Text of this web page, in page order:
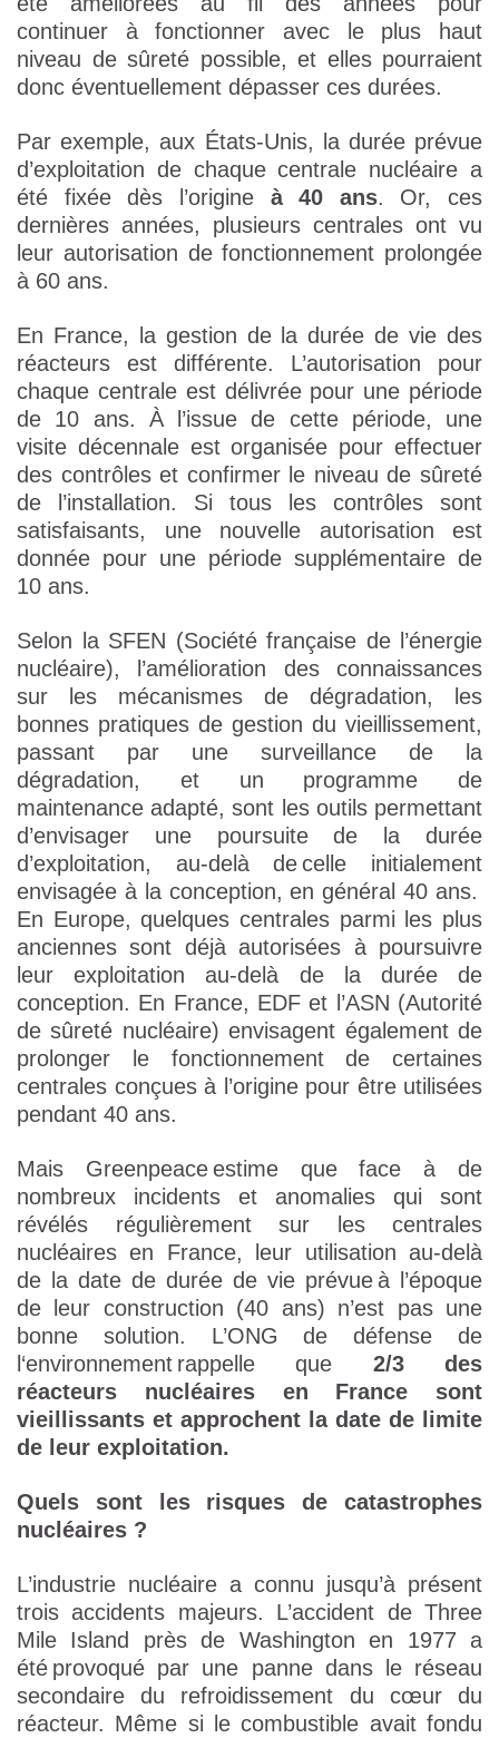
continuer à fonctionner avec le plus haut
niveau de sûreté possible, et elles pourraient
donc éventuellement dépasser ces durées.
Par exemple, aux États-Unis, la durée prévue
d’exploitation de chaque centrale nucléaire a
été fixée dès l’origine à 40 ans. Or, ces
dernières années, plusieurs centrales ont vu
leur autorisation de fonctionnement prolongée
à 60 ans.
En France, la gestion de la durée de vie des
réacteurs est différente. L’autorisation pour
chaque centrale est délivrée pour une période
de 10 ans. À l’issue de cette période, une
visite décennale est organisée pour effectuer
des contrôles et confirmer le niveau de sûreté
de l’installation. Si tous les contrôles sont
satisfaisants, une nouvelle autorisation est
donnée pour une période supplémentaire de
10 ans.
Selon la SFEN (Société française de l’énergie
nucléaire), l’amélioration des connaissances
sur les mécanismes de dégradation, les
bonnes pratiques de gestion du vieillissement,
passant par une surveillance de la
dégradation, et un programme de
maintenance adapté, sont les outils permettant
d’envisager une poursuite de la durée
d’exploitation, au-delà de celle initialement
envisagée à la conception, en général 40 ans.
En Europe, quelques centrales parmi les plus
anciennes sont déjà autorisées à poursuivre
leur exploitation au-delà de la durée de
conception. En France, EDF et l’ASN (Autorité
de sûreté nucléaire) envisagent également de
prolonger le fonctionnement de certaines
centrales conçues à l’origine pour être utilisées
pendant 40 ans.
Mais Greenpeace estime que face à de
nombreux incidents et anomalies qui sont
révélés régulièrement sur les centrales
nucléaires en France, leur utilisation au-delà
de la date de durée de vie prévue à l’époque
de leur construction (40 ans) n’est pas une
bonne solution. L’ONG de défense de
l‘environnement rappelle que 2/3 des
réacteurs nucléaires en France sont
vieillissants et approchent la date de limite
de leur exploitation.
Quels sont les risques de catastrophes
nucléaires ?
L’industrie nucléaire a connu jusqu’à présent
trois accidents majeurs. L’accident de Three
Mile Island près de Washington en 1977 a
été provoqué par une panne dans le réseau
secondaire du refroidissement du cœur du
réacteur. Même si le combustible avait fondu